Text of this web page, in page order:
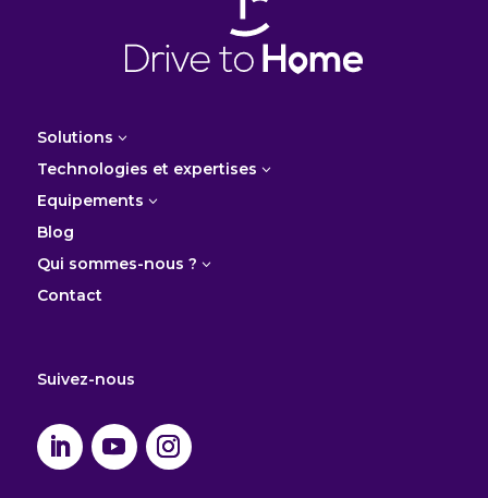
Solutions 3
Technologies et expertises 3
Equipements 3
Blog
Qui sommes-nous ? 3
Contact
Suivez-nous